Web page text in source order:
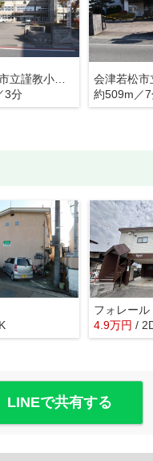
会津若松市立謹教小学校
3分
約509m／
フォレール
4.9万円 /
LINEで共有する